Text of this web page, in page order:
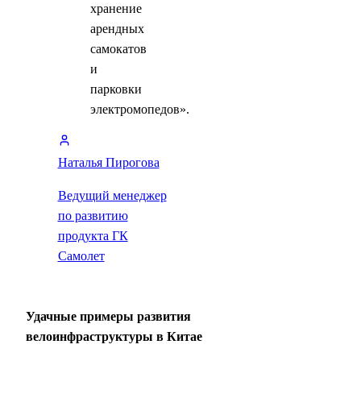
хранение
арендных
самокатов
и
парковки
электромопедов».
Наталья Пирогова
Ведущий менеджер
по развитию
продукта ГК
Самолет
Удачные примеры развития
велоинфраструктуры в Китае